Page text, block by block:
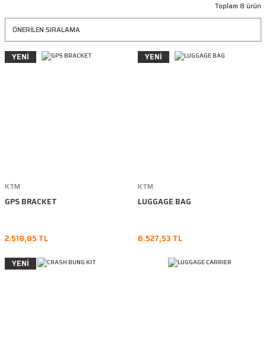
Toplam 8 ürün
YENİ
KTM
GPS BRACKET
2.518,85 TL
YENİ
KTM
LUGGAGE BAG
6.527,53 TL
YENİ